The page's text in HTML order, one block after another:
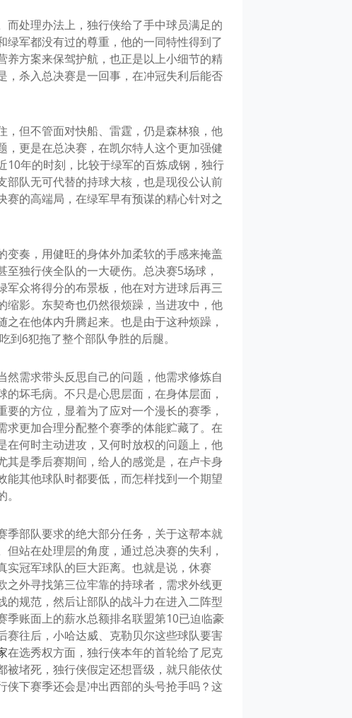
处理办法上，独行侠给了手中球员满足的
军都没有过的尊重，他的一同特性得到了
养方案来保驾护航，也正是以上小细节的精
，杀入总决赛是一回事，在冲冠失利后能否
，但不管面对快船、雷霆，仍是森林狼，他
更是在总决赛，在凯尔特人这个更加强健
10年的时刻，比较于绿军的百炼成钢，独行
部队无可代替的持球大核，也是现役公认前
的高端局，在绿军早有预谋的精心针对之
奏，用健旺的身体外加柔软的手感来掩盖
独行侠全队的一大硬伤。总决赛5场球，
军众将得分的布景板，他在对方进球后再三
缩影。东契奇也仍然很烦躁，当进攻中，他
在他体内升腾起来。也是由于这种烦躁，
6犯拖了整个部队争胜的后腿。
需求带头反思自己的问题，他需求修炼自
坏毛病。不只是心思层面，在身体层面，
的方位，显着为了应对一个漫长的赛季，
更加合理分配整个赛季的体能贮藏了。在
在何时主动进攻，又何时放权的问题上，他
是季后赛期间，给人的感觉是，在卢卡身
其他球队时都要低，而怎样找到一个期望
季部队要求的绝大部分任务，关于这帮本就
站在处理层的角度，通过总决赛的失利，
冠军球队的巨大距离。也就是说，休赛
外寻找第三位牢靠的持球者，需求外线更
规范，然后让部队的战斗力在进入二阵型
账面上的薪水总额排名联盟第10已迫临豪
往后，小哈达威、克勒贝尔这些球队要害
在选秀权方面，独行侠本年的首轮给了尼克
堵死，独行侠假定还想晋级，就只能依仗
侠下赛季还会是冲出西部的头号抢手吗？这